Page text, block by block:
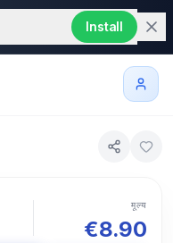
Install
मूल्य
€8.90